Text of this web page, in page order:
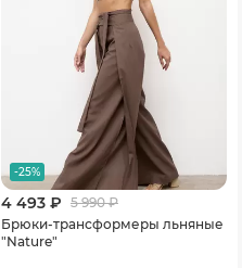
-25%
4 493 ₽ 5 990₽
Брюки-трансформеры льняные
"Nature"